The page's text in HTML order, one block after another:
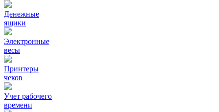
Денежные
ящики
Электронные
весы
Принтеры
чеков
Учет рабочего
времени